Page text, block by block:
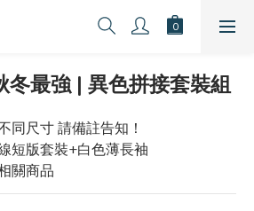
冬最強 | 異色拼接套裝組
同尺寸 請備註告知！
短版套裝+白色薄長袖
關商品